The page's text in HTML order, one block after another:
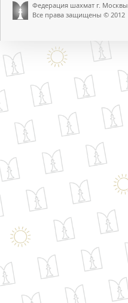
Федерация шахмат г. Москвы
Все права защищены © 2012